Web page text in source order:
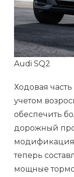
Audi SQ2
Ходовая
учетом
обеспечить
дорожный
теперь
мощные